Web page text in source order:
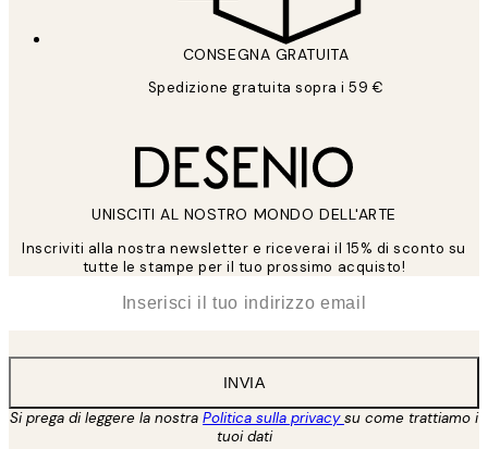
CONSEGNA GRATUITA
Spedizione gratuita sopra i 59 €
UNISCITI AL NOSTRO MONDO DELL'ARTE
Inscriviti alla nostra newsletter e riceverai il 15% di sconto su
tutte le stampe per il tuo prossimo acquisto!
INVIA
Si prega di leggere la nostra Politica sulla privacysu come trattiamo i
tuoi dati